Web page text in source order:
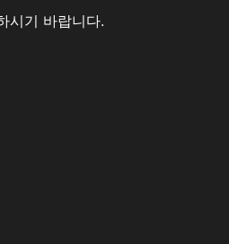
시기 바랍니다.